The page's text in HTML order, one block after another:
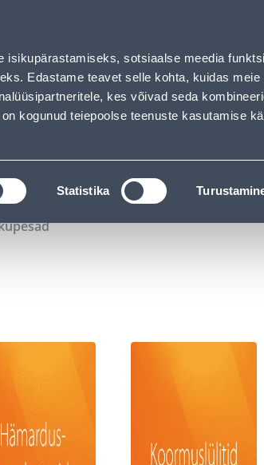
isikupärastamiseks, sotsiaalse meedia
Edastame teavet selle kohta, kuidas
kes võivad seda
kogunud teiepoolse teenuste kasutamise
Statistika
Karjäärileht
OTSI
TÖÖRIISTALAENUTUS